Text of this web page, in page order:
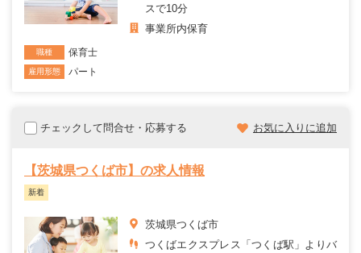
スで10分
事業所内保育
職種 保育士
雇用形態 パート
チェックして問合せ・応募する お気に入りに追加
【茨城県つくば市】の求人情報
新着
茨城県つくば市
つくばエクスプレス「つくば駅」よりバ